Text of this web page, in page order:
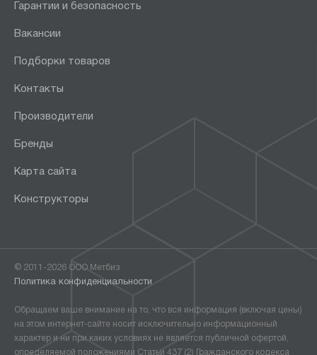
Гарантии и безопасность
Вакансии
Подборки товаров
Контакты
Производители
Бренды
Карта сайта
Конструкторы
© 2011-2026 ООО Метбиз
Политика конфиденциальности
Обращаем ваше внимание на то, что вся информация (включая цены)
на этом интернет-сайте носит исключительно информационный
характер и ни при каких условиях не является публичной офертой,
определяемой положениями Статьи 437 (2) Гражданского кодекса